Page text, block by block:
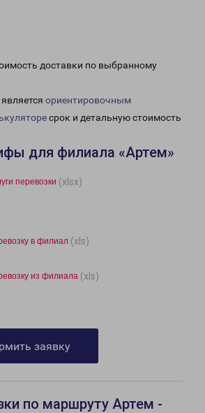
доставки по выбранному
ориентировочным
срок и детальную стоимость
для филиала «Артем»
перевозки (xlsx)
в филиал (xls)
из филиала (xls)
заявку
по маршруту Артем -